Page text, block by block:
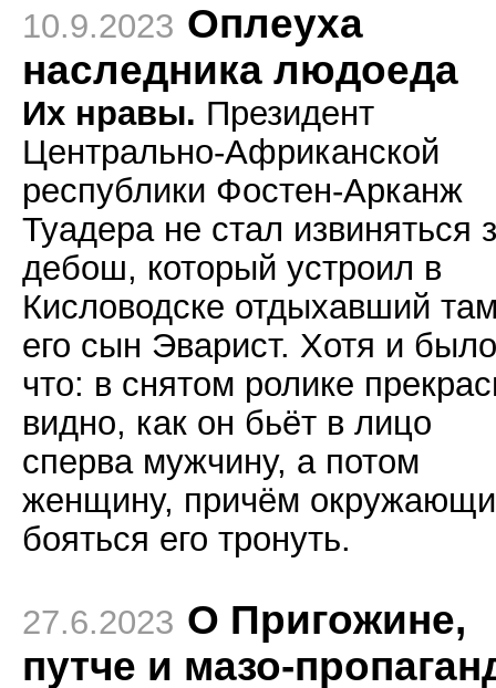
10.9.2023 Оплеуха
наследника людоеда
Их нравы. Президент
Центрально-Африканской
республики Фостен-Арканж
Туадера не стал извиняться
дебош, который устроил в
Кисловодске отдыхавший
его сын Эварист. Хотя и
что: в снятом ролике
видно, как он бьёт в лицо
сперва мужчину, а потом
женщину, причём
бояться его тронуть.
27.6.2023 О Пригожине,
путче и мазо-